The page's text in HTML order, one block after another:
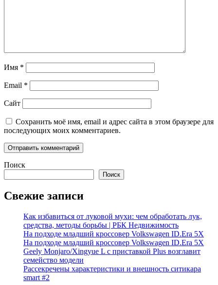
Имя *
Email *
Сайт
Сохранить моё имя, email и адрес сайта в этом браузере для
последующих моих комментариев.
Поиск
Поиск
Свежие записи
Как избавиться от луковой мухи: чем обработать лук,
средства, методы борьбы | РБК Недвижимость
На подходе младший кроссовер Volkswagen ID.Era 5X
На подходе младший кроссовер Volkswagen ID.Era 5X
Geely Monjaro/Xingyue L с приставкой Plus возглавит
семейство модели
Рассекречены характеристики и внешность ситикара
smart #2